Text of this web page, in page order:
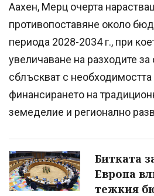
Аахен, Мерц очерта
противопоставяне около
периода 2028-2034 г., при
увеличаване на разходите за
сблъскват с
финансирането на
земеделие и регионално
Битката
Европа
тежкия